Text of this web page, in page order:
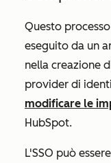
Questo
eseguito da un
nella creazione
provider di
modificare le
HubSpot.
L'SSO può